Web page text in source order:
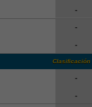
-
-
-
Clasificación
-
-